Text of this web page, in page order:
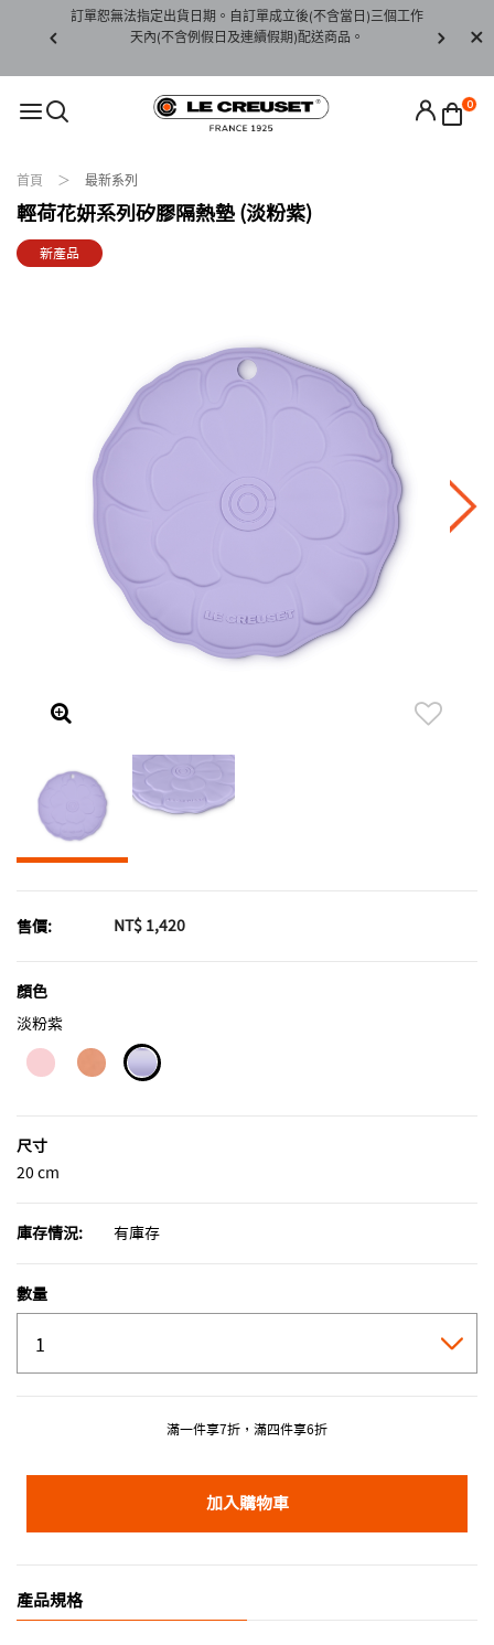
下水)，若
訂單恕無法指定出貨日期。自訂單成立後(不含當日)三個工作
天內(不含例假日及連續假期)配送商品。
請至
0
首頁 最新系列
輕荷花妍系列矽膠隔熱墊 (淡粉紫)
新產品
售價: NT$ 1,420
顏色
淡粉紫
尺寸
20 cm
庫存情況: 有庫存
數量
滿一件享7折，滿四件享6折
加入購物車
產品規格